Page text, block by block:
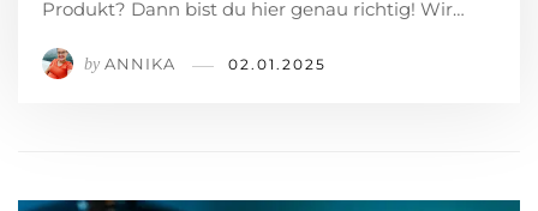
Produkt? Dann bist du hier genau richtig! Wir…
by ANNIKA 02.01.2025